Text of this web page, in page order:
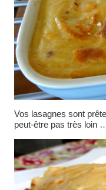
Vos lasagnes sont
peut-être pas très loin